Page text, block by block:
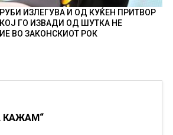
ИЗЛЕГУВА И ОД КУЌЕН ПРИТВОР
ГО ИЗВАДИ ОД ШУТКА НЕ
ВО ЗАКОНСКИОТ РОК
КАЖАМ“